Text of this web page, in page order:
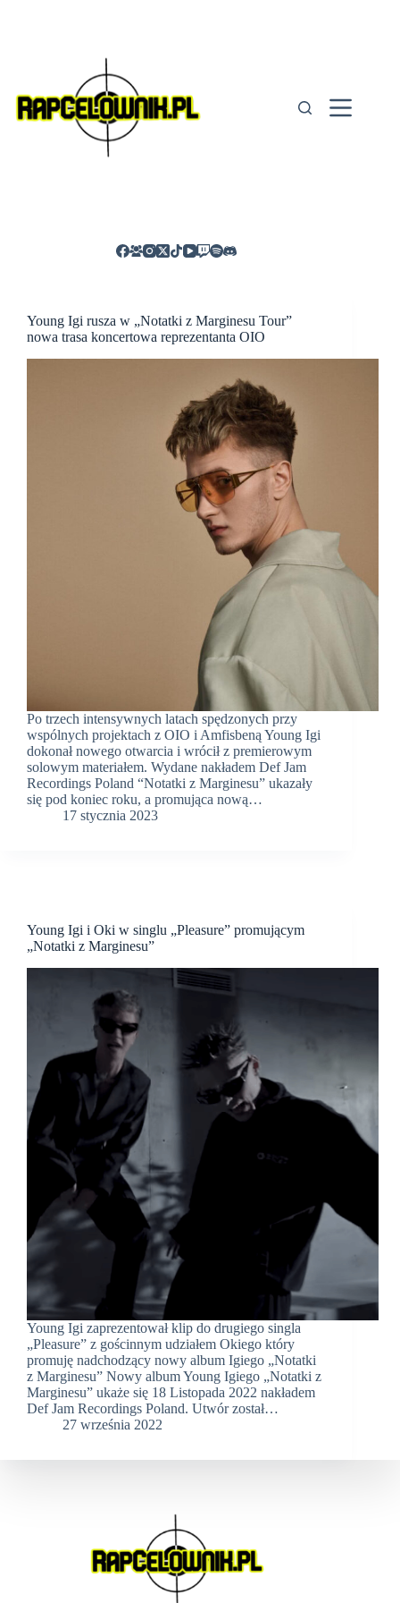
Young Igi rusza w „Notatki z Marginesu Tour”
nowa trasa koncertowa reprezentanta OIO
Po trzech intensywnych latach spędzonych przy
wspólnych projektach z OIO i Amfisbeną Young Igi
dokonał nowego otwarcia i wrócił z premierowym
solowym materiałem. Wydane nakładem Def Jam
Recordings Poland “Notatki z Marginesu” ukazały
się pod koniec roku, a promująca nową…
17 stycznia 2023
Young Igi i Oki w singlu „Pleasure” promującym
„Notatki z Marginesu”
Young Igi zaprezentował klip do drugiego singla
„Pleasure” z gościnnym udziałem Okiego który
promuję nadchodzący nowy album Igiego „Notatki
z Marginesu” Nowy album Young Igiego „Notatki z
Marginesu” ukaże się 18 Listopada 2022 nakładem
Def Jam Recordings Poland. Utwór został…
27 września 2022